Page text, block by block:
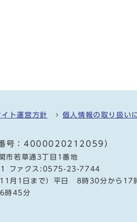
イト運営方針 個人情報の取り扱い
番号：4000020212059）
市若草通3丁目1番地
ファクス:0575-23-7744
11月1日まで）平日 8時30分から17
時45分